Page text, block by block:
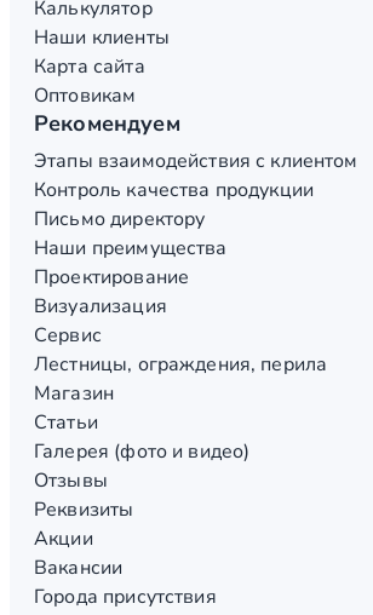
Калькулятор
Наши клиенты
Карта сайта
Оптовикам
Рекомендуем
Этапы взаимодействия с клиентом
Контроль качества продукции
Письмо директору
Наши преимущества
Проектирование
Визуализация
Сервис
Лестницы, ограждения, перила
Магазин
Статьи
Галерея (фото и видео)
Отзывы
Реквизиты
Акции
Вакансии
Города присутствия